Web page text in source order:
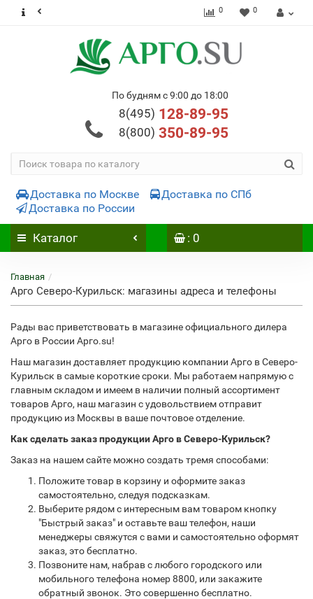
0 0
По будням с 9:00 до 18:00
8(495) 128-89-95
8(800) 350-89-95
Доставка по Москве
Доставка по СПб
Доставка по России
Каталог : 0
Главная
Арго Северо-Курильск: магазины адреса и телефоны
Рады вас приветствовать в магазине официального дилера
Арго в России Арго.su!
Наш магазин доставляет продукцию компании Арго в Северо-
Курильск в самые короткие сроки. Мы работаем напрямую с
главным складом и имеем в наличии полный ассортимент
товаров Арго, наш магазин с удовольствием отправит
продукцию из Москвы в ваше почтовое отделение.
Как сделать заказ продукции Арго в Северо-Курильск?
Заказ на нашем сайте можно создать тремя способами:
Положите товар в корзину и оформите заказ
самостоятельно, следуя подсказкам.
Выберите рядом с интересным вам товаром кнопку
"Быстрый заказ" и оставьте ваш телефон, наши
менеджеры свяжутся с вами и самостоятельно оформят
заказ, это бесплатно.
Позвоните нам, набрав с любого городского или
мобильного телефона номер 8800, или закажите
обратный звонок. Это совершенно бесплатно.